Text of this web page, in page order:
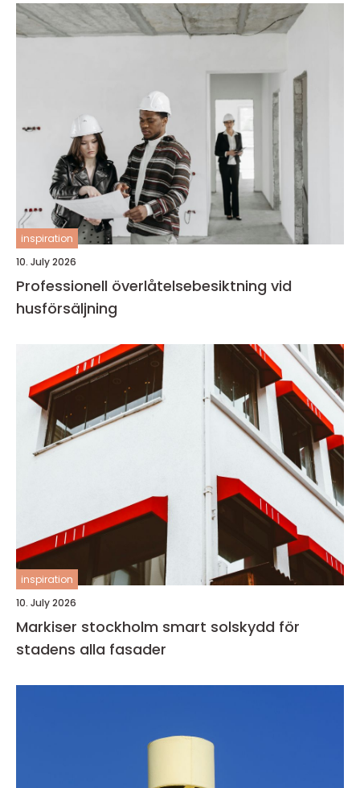
inspiration
10. July 2026
Professionell överlåtelsebesiktning vid
husförsäljning
inspiration
10. July 2026
Markiser stockholm smart solskydd för
stadens alla fasader